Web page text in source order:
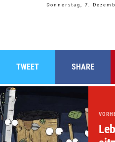
Donnerstag, 7.
TWEET SHARE